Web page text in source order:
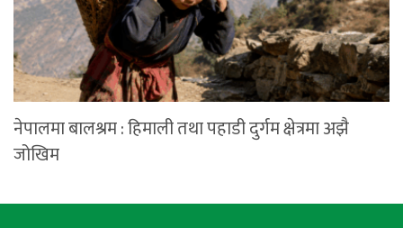
नेपालमा बालश्रम : हिमाली तथा पहाडी दुर्गम क्षेत्रमा अझै
जोखिम